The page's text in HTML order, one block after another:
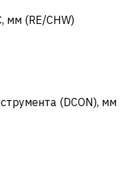
мм (RE/CHW)
(DCON), мм